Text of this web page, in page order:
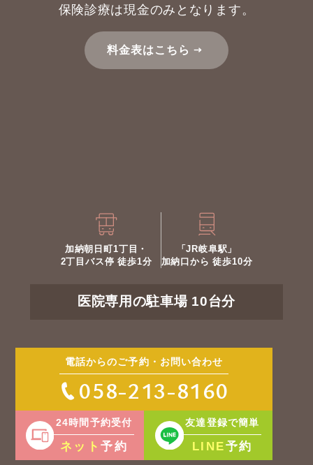
保険診療は現金のみとなります。
料金表はこちら
加納朝日町1丁目・
2丁目バス停 徒歩1分
「JR岐阜駅」
加納口から 徒歩10分
医院専用の駐車場 10台分
電話からのご予約・お問い合わせ
058-213-8160
24時間予約受付
ネット予約
友達登録で簡単
LINE予約